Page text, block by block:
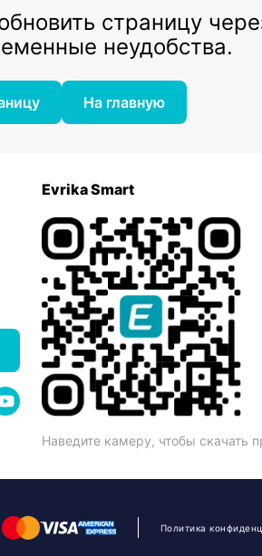
страницу
неудобства.
На главную
Evrika Smart
Наведите камеру, чтобы скачать
Политика